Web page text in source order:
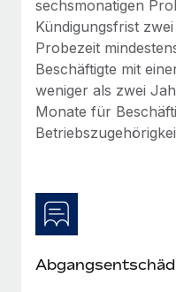
Wie Phiture 55
mit Remote
Phiture ist der
Wachstumsberatung für
Mehr erfahren
sechsmonatigen
Kündigungsfrist
Probezeit
Beschäftigte mit
weniger als zwei
Monate für